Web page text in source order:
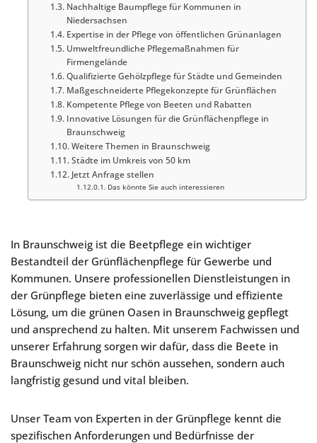
Nachhaltige Baumpflege für Kommunen in
Niedersachsen
Expertise in der Pflege von öffentlichen Grünanlagen
Umweltfreundliche Pflegemaßnahmen für
Firmengelände
Qualifizierte Gehölzpflege für Städte und Gemeinden
Maßgeschneiderte Pflegekonzepte für Grünflächen
Kompetente Pflege von Beeten und Rabatten
Innovative Lösungen für die Grünflächenpflege in
Braunschweig
Weitere Themen in Braunschweig
Städte im Umkreis von 50 km
Jetzt Anfrage stellen
Das könnte Sie auch interessieren
In Braunschweig ist die Beetpflege ein wichtiger
Bestandteil der Grünflächenpflege für Gewerbe und
Kommunen. Unsere professionellen Dienstleistungen in
der Grünpflege bieten eine zuverlässige und effiziente
Lösung, um die grünen Oasen in Braunschweig gepflegt
und ansprechend zu halten. Mit unserem Fachwissen und
unserer Erfahrung sorgen wir dafür, dass die Beete in
Braunschweig nicht nur schön aussehen, sondern auch
langfristig gesund und vital bleiben.
Unser Team von Experten in der Grünpflege kennt die
spezifischen Anforderungen und Bedürfnisse der